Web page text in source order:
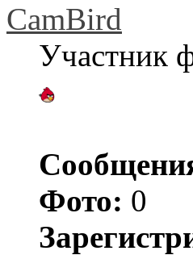
CamBird
Участник
Фото: 0